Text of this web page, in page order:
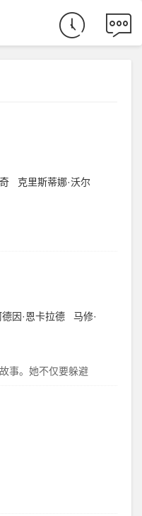
克里斯蒂娜·沃尔
德因·恩卡拉德
马修·
事。她不仅要躲避